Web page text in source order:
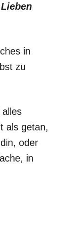
Lieben
in
zu
als getan,
oder
in